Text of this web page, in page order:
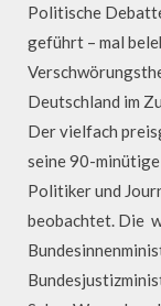
Politische
geführt – mal
Deutschland im
Der vielfach
seine 90-
Politiker und
beobachtet. Die